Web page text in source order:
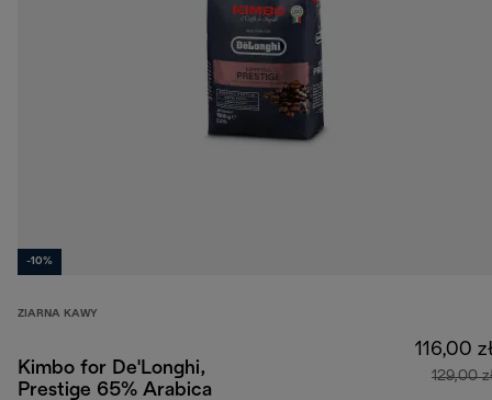
-10%
ZIARNA KAWY
Kimbo for De'Longhi,
Prestige 65% Arabica
116,00
129,00